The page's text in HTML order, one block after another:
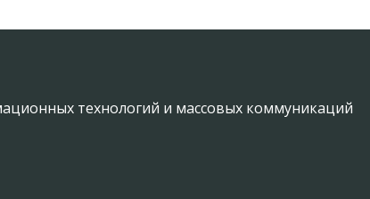
технологий и массовых коммуникаций